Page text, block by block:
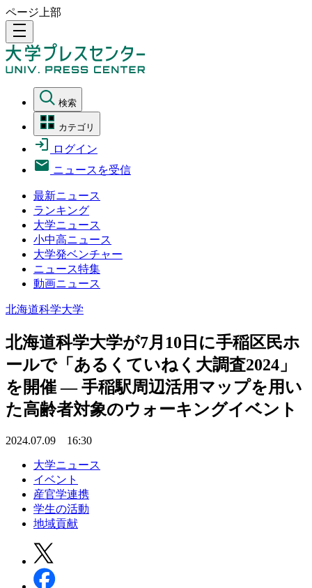
ページ上部
density_medium
検索
カテゴリ
ログイン
ニュースを受信
最新ニュース
ランキング
大学ニュース
小中高ニュース
大学発ベンチャー
ニュース特集
動画ニュース
北海道科学大学
北海道科学大学が7月10日に手稲区民ホ
ールで「あるくていねく大調査2024」
を開催 ― 手稲駅周辺活用マップを用い
た高齢者対象のウォーキングイベント
2024.07.09 16:30
大学ニュース
イベント
産官学連携
学生の活動
地域貢献